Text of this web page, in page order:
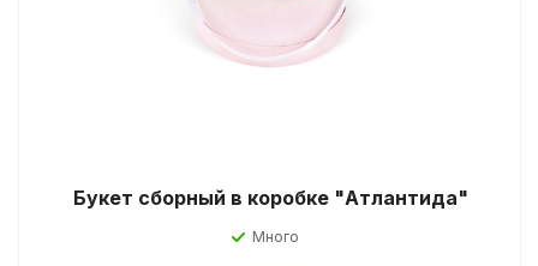
Букет сборный в коробке "Атлантида"
Много